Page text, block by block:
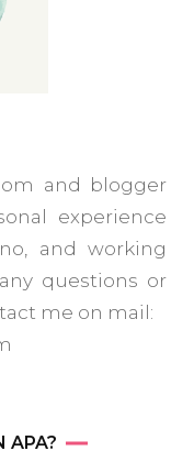
and blogger
experience
and working
questions or
me on mail:
APA?